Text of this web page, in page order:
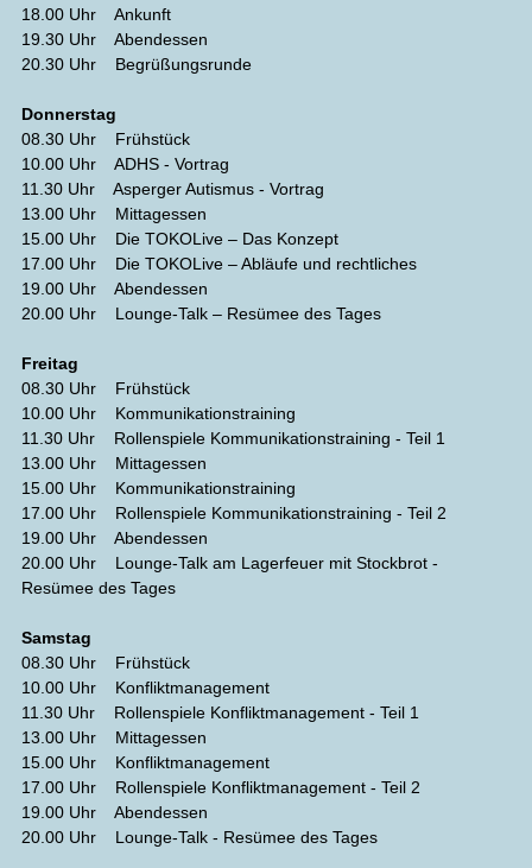
18.00 Uhr Ankunft
19.30 Uhr Abendessen
20.30 Uhr Begrüßungsrunde
Donnerstag
08.30 Uhr Frühstück
10.00 Uhr ADHS - Vortrag
11.30 Uhr Asperger Autismus - Vortrag
13.00 Uhr Mittagessen
15.00 Uhr Die TOKOLive – Das Konzept
17.00 Uhr Die TOKOLive – Abläufe und rechtliches
19.00 Uhr Abendessen
20.00 Uhr Lounge-Talk – Resümee des Tages
Freitag
08.30 Uhr Frühstück
10.00 Uhr Kommunikationstraining
11.30 Uhr Rollenspiele Kommunikationstraining - Teil 1
13.00 Uhr Mittagessen
15.00 Uhr Kommunikationstraining
17.00 Uhr Rollenspiele Kommunikationstraining - Teil 2
19.00 Uhr Abendessen
20.00 Uhr Lounge-Talk am Lagerfeuer mit Stockbrot -
Resümee des Tages
Samstag
08.30 Uhr Frühstück
10.00 Uhr Konfliktmanagement
11.30 Uhr Rollenspiele Konfliktmanagement - Teil 1
13.00 Uhr Mittagessen
15.00 Uhr Konfliktmanagement
17.00 Uhr Rollenspiele Konfliktmanagement - Teil 2
19.00 Uhr Abendessen
20.00 Uhr Lounge-Talk - Resümee des Tages